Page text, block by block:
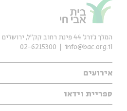
אירועים
עיון
אנגלית
ספריית וידאו
ילדים
המלך ג'ורג' 44 פינת רחוב קק״ל, ירושלים
info@bac.org.il
02-6215300